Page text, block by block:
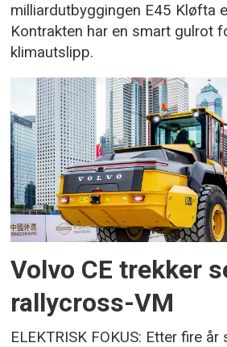
milliardutbyggingen E45 Kløfta
Kontrakten har en smart gulrot
klimautslipp.
Volvo CE trekker
rallycross-VM
ELEKTRISK FOKUS: Etter fire år